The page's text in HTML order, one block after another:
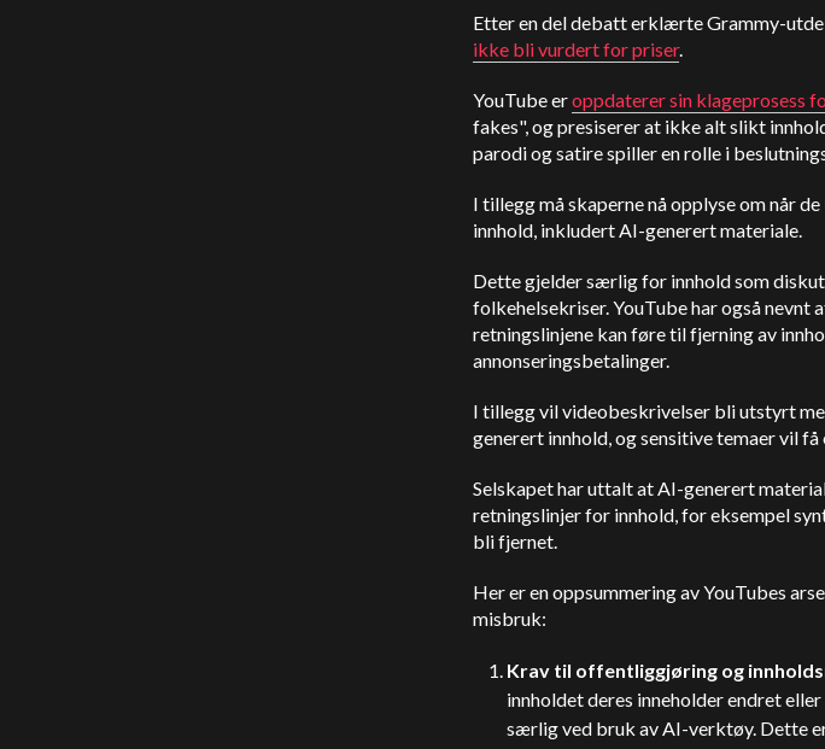
Etter en del debatt erklærte Grammy-
ikke bli vurdert for priser.
YouTube eroppdaterer sin klageprosess
fakes", og presiserer at ikke alt slikt
parodi og satire spiller en rolle i
I tillegg må skaperne nå opplyse om når
innhold, inkludert AI-generert materiale.
Dette gjelder særlig for innhold som
folkehelsekriser. YouTube har også nevnt
retningslinjene kan føre til fjerning av
annonseringsbetalinger.
I tillegg vil videobeskrivelser bli utstyrt
generert innhold, og sensitive temaer vil
Selskapet har uttalt at AI-generert
retningslinjer for innhold, for eksempel
bli fjernet.
Her er en oppsummering av YouTubes
misbruk:
Krav til offentliggjøring og
innholdet deres inneholder endret
særlig ved bruk av AI-verktøy. Dette